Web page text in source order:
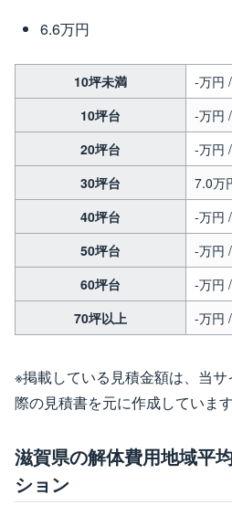
6.6万円
10坪未満
-万円
10坪台
-万円
20坪台
-万円
30坪台
7.0万
40坪台
-万円
50坪台
-万円
60坪台
-万円
70坪以上
-万円
※掲載している見積金額は、当
際の見積書を元に作成しています
滋賀県の解体費用地域平
ション